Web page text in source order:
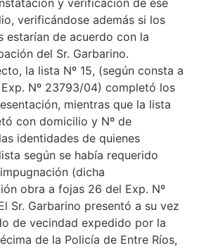
verificándose además si los
estarían de acuerdo con la
del Sr. Garbarino.
la lista Nº 15, (según consta a
Nº 23793/04) completó los
mientras que la lista
con domicilio y Nº de
identidades de quienes
según se había requerido
(dicha
obra a fojas 26 del Exp. Nº
Sr. Garbarino presentó a su vez
de vecindad expedido por la
de la Policía de Entre Ríos,